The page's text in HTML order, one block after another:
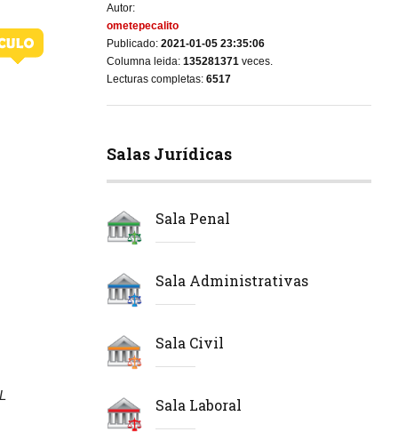
Autor:
ometepecalito
Publicado: 2021-01-05 23:35:06
Columna leida: 135281371 veces.
Lecturas completas: 6517
Salas Jurídicas
Sala Penal
Sala Administrativas
Sala Civil
Sala Laboral